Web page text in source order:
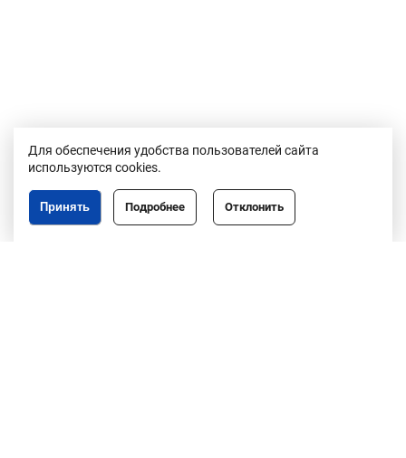
Для обеспечения удобства пользователей сайта
используются cookies.
Отклонить
Подробнее
Принять